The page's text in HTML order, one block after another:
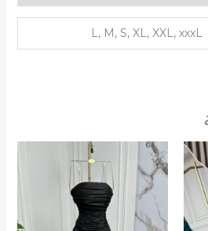
L, M, S, XL, XXL, xxxL